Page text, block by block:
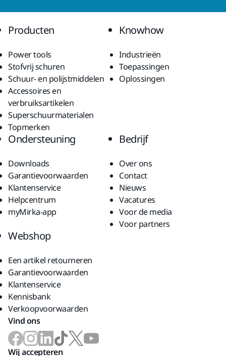
Producten
Power tools
Stofvrij schuren
Schuur- en polijstmiddelen
Accessoires en
verbruiksartikelen
Superschuurmaterialen
Topmerken
Knowhow
Industrieën
Toepassingen
Oplossingen
Ondersteuning
Downloads
Garantievoorwaarden
Klantenservice
Helpcentrum
myMirka-app
Bedrijf
Over ons
Contact
Nieuws
Vacatures
Voor de media
Voor partners
Webshop
Een artikel retourneren
Garantievoorwaarden
Klantenservice
Kennisbank
Verkoopvoorwaarden
Vind ons
Wij accepteren